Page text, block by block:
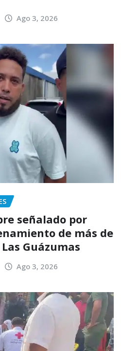
Ago 3, 2026
señalado por
de más de
Guázumas
Ago 3, 2026